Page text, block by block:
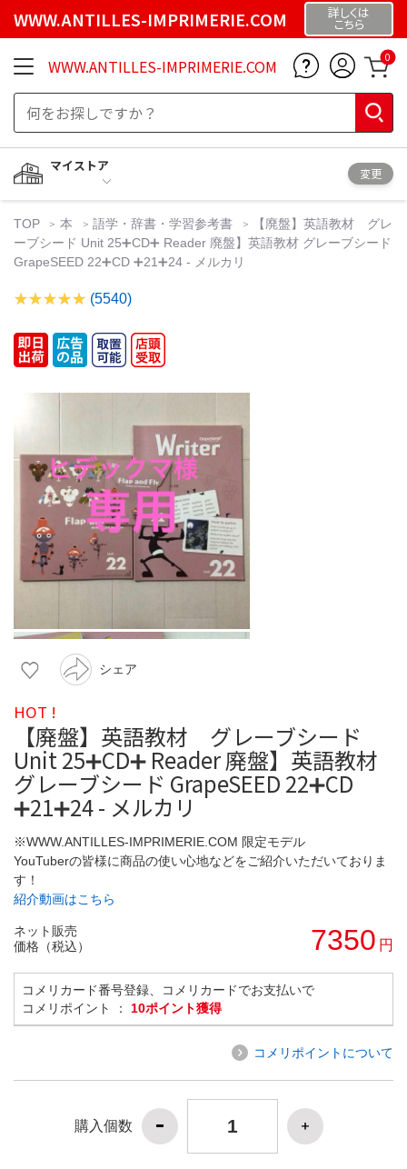
WWW.ANTILLES-IMPRIMERIE.COM 詳しくは
こちら
WWW.ANTILLES-IMPRIMERIE.COM 0
マイストア
変更
TOP 本 語学・辞書・学習参考書
【廃盤】英語教材 グレ
ーブシード Unit 25➕CD➕ Reader 廃盤】英語教材 グレーブシード
GrapeSEED 22➕CD ➕21➕24 - メルカリ
(5540)
シェア
HOT !
【廃盤】英語教材 グレーブシード
Unit 25➕CD➕ Reader 廃盤】英語教材
グレーブシード GrapeSEED 22➕CD
➕21➕24 - メルカリ
※WWW.ANTILLES-IMPRIMERIE.COM 限定モデル
YouTuberの皆様に商品の使い心地などをご紹介いただいておりま
す！
紹介動画はこちら
ネット販売
価格（税込）
7350 円
コメリカード番号登録、コメリカードでお支払いで
コメリポイント ： 10ポイント獲得
コメリポイントについて
購入個数